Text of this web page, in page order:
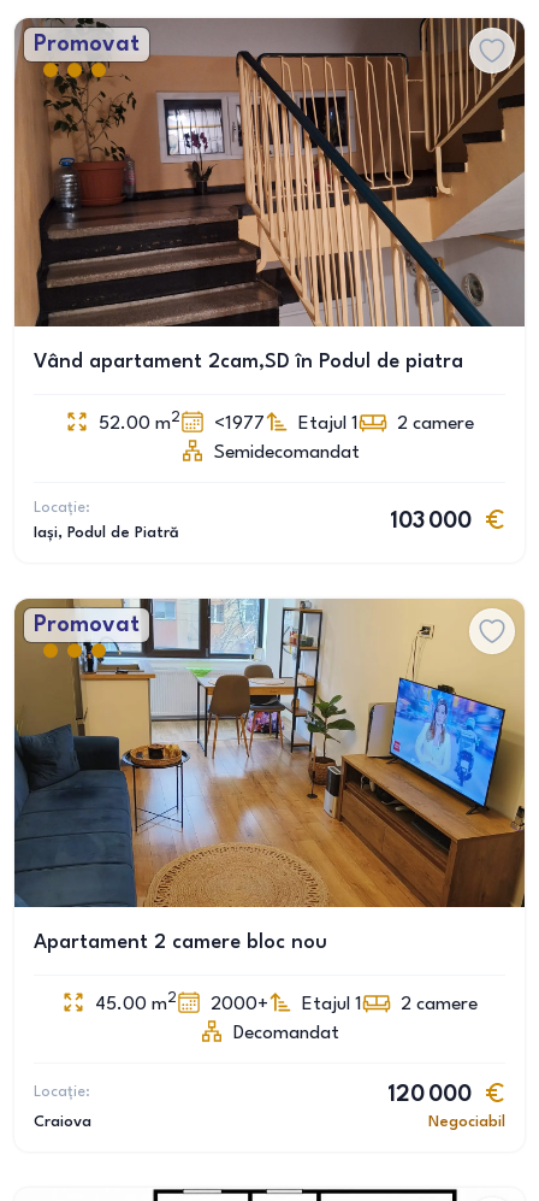
Promovat
Vând apartament 2cam,SD în Podul de piatra
52.00 m2 <1977 Etajul 1 2 camere
Semidecomandat
Locație:
Iași, Podul de Piatră
103 000
Promovat
Apartament 2 camere bloc nou
45.00 m2 2000+ Etajul 1 2 camere
Decomandat
Locație:
Craiova
120 000
Negociabil